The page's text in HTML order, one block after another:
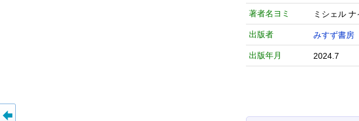
著者名ヨミ ミシェル ナ
出版者 みすず書房
出版年月 2024.7